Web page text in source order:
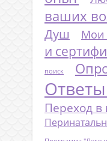
ваших
Душ
Мои
и
поиск
Переход